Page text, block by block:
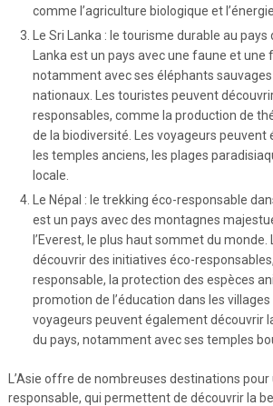
comme l’agriculture biologique et
Le Sri Lanka : le tourisme durable au
Lanka est un pays avec une faune et une
notamment avec ses éléphants
nationaux. Les touristes peuvent
responsables, comme la production de
de la biodiversité. Les voyageurs
les temples anciens, les plages
locale.
Le Népal : le trekking éco-responsable
est un pays avec des montagnes
l’Everest, le plus haut sommet du
découvrir des initiatives éco-
responsable, la protection des espèces
promotion de l’éducation dans les villages
voyageurs peuvent également découvrir
du pays, notamment avec ses temples
L’Asie offre de nombreuses destinations
responsable, qui permettent de découvrir la